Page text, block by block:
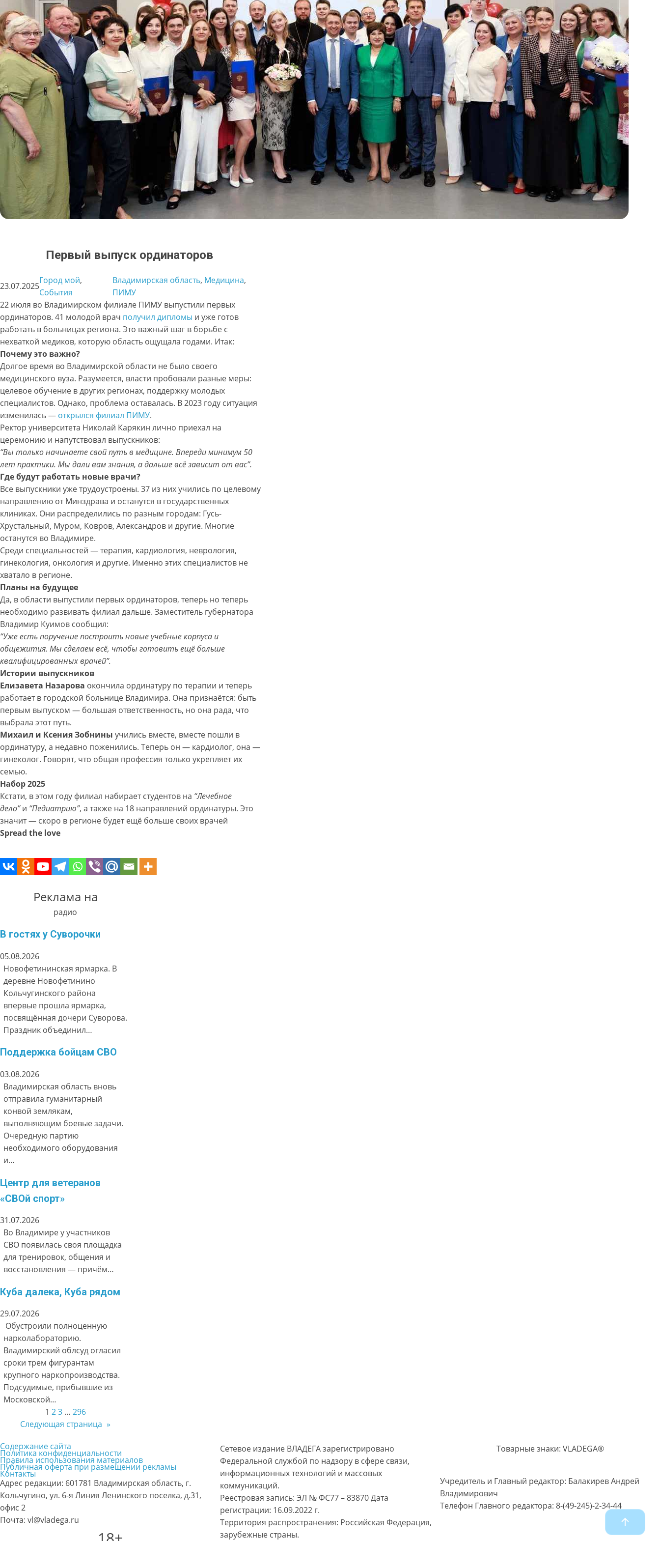
Первый выпуск ординаторов
23.07.2025
Город мой
События
Владимирская область, Медицина
ПИМУ
22 июля во Владимирском филиале ПИМУ выпустили первых
ординаторов. 41 молодой врач получил дипломы и уже готов
работать в больницах региона. Это важный шаг в борьбе с
нехваткой медиков, которую область ощущала годами. Итак:
Почему это важно?
Долгое время во Владимирской области не было своего
медицинского вуза. Разумеется, власти пробовали разные меры:
целевое обучение в других регионах, поддержку молодых
специалистов. Однако, проблема оставалась. В 2023 году ситуация
изменилась — открылся филиал ПИМУ.
Ректор университета Николай Карякин лично приехал на
церемонию и напутствовал выпускников:
“Вы только начинаете свой путь в медицине. Впереди минимум 50
лет практики. Мы дали вам знания, а дальше всё зависит от вас”.
Где будут работать новые врачи?
Все выпускники уже трудоустроены. 37 из них учились по целевому
направлению от Минздрава и останутся в государственных
клиниках. Они распределились по разным городам: Гусь-
Хрустальный, Муром, Ковров, Александров и другие. Многие
останутся во Владимире.
Среди специальностей — терапия, кардиология, неврология,
гинекология, онкология и другие. Именно этих специалистов не
хватало в регионе.
Планы на будущее
Да, в области выпустили первых ординаторов, теперь но теперь
необходимо развивать филиал дальше. Заместитель губернатора
Владимир Куимов сообщил:
“Уже есть поручение построить новые учебные корпуса и
общежития. Мы сделаем всё, чтобы готовить ещё больше
квалифицированных врачей”.
Истории выпускников
Елизавета Назарова окончила ординатуру по терапии и теперь
работает в городской больнице Владимира. Она признаётся: быть
первым выпуском — большая ответственность, но она рада, что
выбрала этот путь.
Михаил и Ксения Зобнины учились вместе, вместе пошли в
ординатуру, а недавно поженились. Теперь он — кардиолог, она —
гинеколог. Говорят, что общая профессия только укрепляет их
семью.
Набор 2025
Кстати, в этом году филиал набирает студентов на “Лечебное
дело”и “Педиатрию”, а также на 18 направлений ординатуры. Это
значит — скоро в регионе будет ещё больше своих врачей
Spread the love
Реклама на
радио
В гостях у Суворочки
05.08.2026
Новофетининская ярмарка. В
деревне Новофетинино
Кольчугинского района
впервые прошла ярмарка,
посвящённая дочери Суворова.
Праздник объединил…
Поддержка бойцам СВО
03.08.2026
Владимирская область вновь
отправила гуманитарный
конвой землякам,
выполняющим боевые задачи.
Очередную партию
необходимого оборудования
и…
Центр для ветеранов
«СВОй спорт»
31.07.2026
Во Владимире у участников
СВО появилась своя площадка
для тренировок, общения и
восстановления — причём…
Куба далека, Куба рядом
29.07.2026
Обустроили полноценную
нарколабораторию.
Владимирский облсуд огласил
сроки трем фигурантам
крупного наркопроизводства.
Подсудимые, прибывшие из
Московской…
1 23 … 296
Следующая страница »
Содержание сайта
Политика конфиденциальности
Правила использования материалов
Публичная оферта при размещении рекламы
Контакты
Адрес редакции: 601781 Владимирская область, г.
Кольчугино, ул. 6-я Линия Ленинского поселка, д.31,
офис 2
Почта: vl@vladega.ru
Сетевое издание ВЛАДЕГА зарегистрировано
Федеральной службой по надзору в сфере связи,
информационных технологий и массовых
коммуникаций.
Реестровая запись: ЭЛ № ФС77 – 83870 Дата
регистрации: 16.09.2022 г.
Территория распространения: Российская Федерация,
зарубежные страны.
Товарные знаки: VLADEGA®
Учредитель и Главный редактор: Балакирев Андрей
Владимирович
Телефон Главного редактора: 8-(49-245)-2-34-44